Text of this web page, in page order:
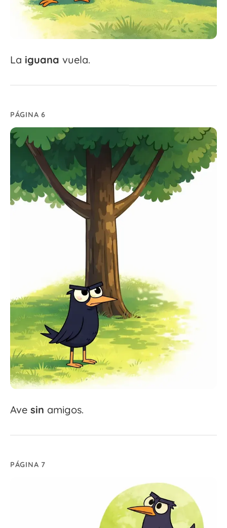
La iguana vuela.
PÁGINA 6
Ave sin amigos.
PÁGINA 7